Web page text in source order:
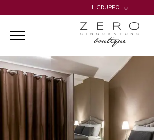
IL GRUPPO
H2CB
ACQUADERNI ROOMS
051 BOUTIQUE
COSMOPOLITAN CENTRAL ROOMS
BERTIERA ROOMS